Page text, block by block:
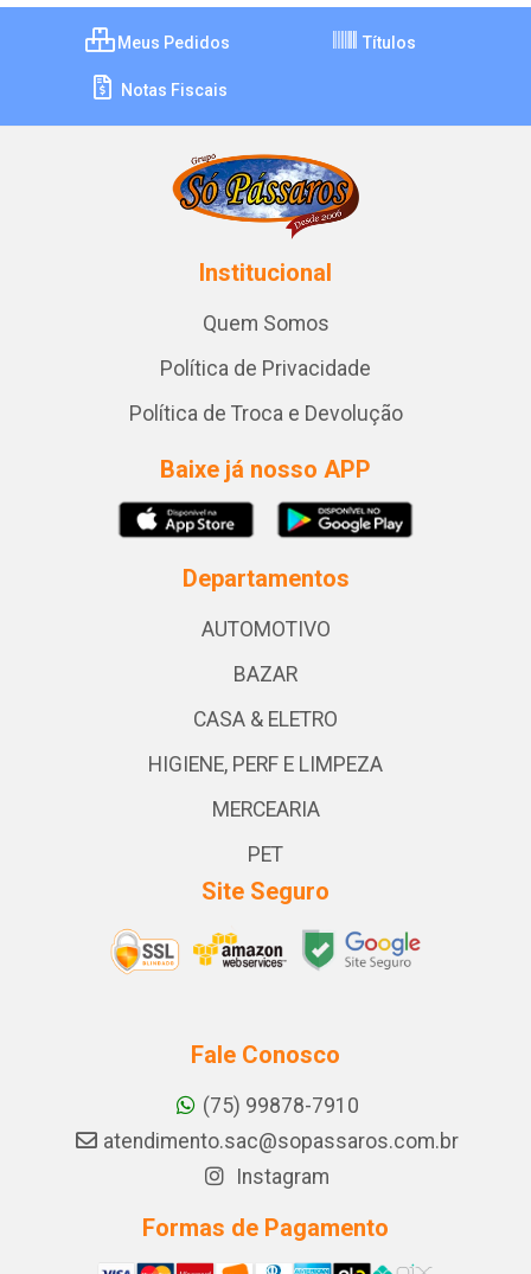
Meus Pedidos Títulos
Notas Fiscais
Institucional
Quem Somos
Política de Privacidade
Política de Troca e Devolução
Baixe já nosso APP
Departamentos
AUTOMOTIVO
BAZAR
CASA & ELETRO
HIGIENE, PERF E LIMPEZA
MERCEARIA
PET
Site Seguro
Fale Conosco
(75) 99878-7910
atendimento.sac@sopassaros.com.br
Instagram
Formas de Pagamento